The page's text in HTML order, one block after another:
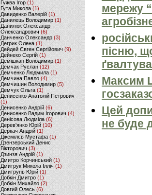
Гужва Ігор (1)
Гута Микола (1)
Давиденко Валерій (1)
Данилець Володимир(1)
Данилюк Олександр
Олександрович (6)
Данченко Олександр (3)
Дегрик Олена(1)
Дейдей Євген Сергійович(9)
Дейнеко Сергій (1)
Демішкан Володимир(1)
Демчак Руслан (12)
Демченко Людмила (1)
Демчина Павло (4)
Демчишин Володимир (5)
Демчук Ольга(1)
Денисенко Анатолій Петрович
(1)
Денисенко Андрій (6)
Денисенко Вадим Ігорович (4)
Денісова Людміла(6)
Дерев'янко Юрій(10)
Деркач Андрій(1)
Джемілєв Мустафа (1)
Дзензерський Денис
Вікторович (3)
Дзинзя Андрій (1)
Дмитро Корчинський (1)
Дмитрук Микола Ілліч (1)
Дмитрунь Юрій (1)
Добкін Дмитро(1)
Добкін Михайло (2)
Довгий Олесь (6)
мережу
пісню,
Максим
Цей
не буде